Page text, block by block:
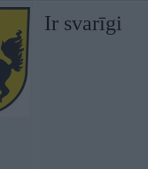
Ir svarīgi